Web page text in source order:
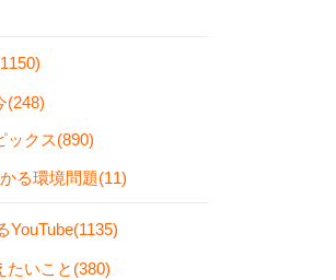
(248)
ックス(890)
る環境問題(11)
YouTube(1135)
たいこと(380)